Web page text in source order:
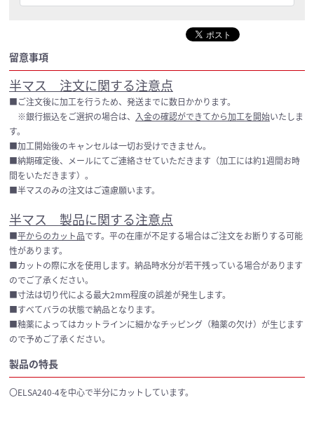
留意事項
半マス 注文に関する注意点
■ご注文後に加工を行うため、発送までに数日かかります。
※銀行振込をご選択の場合は、
入金の確認ができてから加工を開始いたしま
す。
■加工開始後のキャンセルは一切お受けできません。
■納期確定後、メールにてご連絡させていただきます（加工には約1週間お時
間をいただきます）。
■半マスのみの注文はご遠慮願います。
半マス 製品に関する注意点
■平からのカット品です。平の在庫が不足する場合はご注文をお断りする可能
性があります。
■カットの際に水を使用します。納品時水分が若干残っている場合があります
のでご了承ください。
■寸法は切り代による最大2mm程度の誤差が発生します。
■すべてバラの状態で納品となります。
■釉薬によってはカットラインに細かなチッピング（釉薬の欠け）が生じます
ので予めご了承ください。
製品の特長
〇ELSA240-4を中心で半分にカットしています。